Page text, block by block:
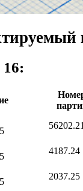
4187.24
2037.25